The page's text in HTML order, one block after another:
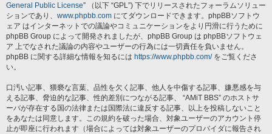
General Public License” （以下 “GPL”) 下でリリースされたフォーラムソリュー
ションであり、 www.phpbb.com にてダウンロードできます。phpBBソフトウ
ェア はインターネットでの議論やコミュニケーションをより円滑に行うために
phpBB Group によって開発されましたが、phpBB Group は phpBBソフトウェ
ア 上でなされた議論の内容やユーザーの行為には一切責任を負いません。
phpBB に関する詳細な情報を知るには https://www.phpbb.com/をご覧くださ
い。
口汚い記事、猥褻な言葉、品性を欠く記事、他人を中傷する記事、嫌悪感を与
える記事、脅迫的な記事、性的差別につながる記事、 “AMiT BBS” のホストサ
ーバが存在する国の法律または国際法に違反する記事、以上を投稿しないこと
をあなたは同意します。この規約を破った場合、対象ユーザーのアカウント停
止が即座に行われます（場合によっては対象ユーザーのプロバイダに報告され